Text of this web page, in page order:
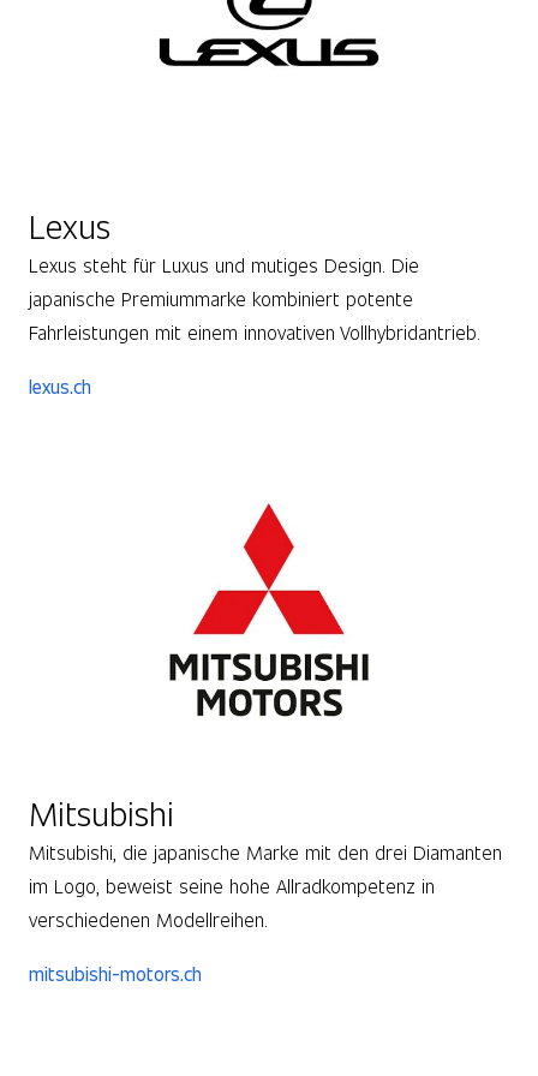
Lexus
Lexus steht für Luxus und mutiges Design. Die
japanische Premiummarke kombiniert potente
Fahrleistungen mit einem innovativen Vollhybridantrieb.
lexus.ch
Mitsubishi
Mitsubishi, die japanische Marke mit den drei Diamanten
im Logo, beweist seine hohe Allradkompetenz in
verschiedenen Modellreihen.
mitsubishi-motors.ch